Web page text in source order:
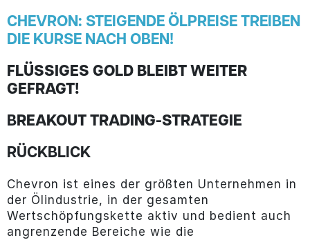
CHEVRON: STEIGENDE ÖLPREISE TREIBEN
DIE KURSE NACH OBEN!
FLÜSSIGES GOLD BLEIBT WEITER
GEFRAGT!
BREAKOUT TRADING-STRATEGIE
RÜCKBLICK
Chevron ist eines der größten Unternehmen in
der Ölindustrie, in der gesamten
Wertschöpfungskette aktiv und bedient auch
angrenzende Bereiche wie die